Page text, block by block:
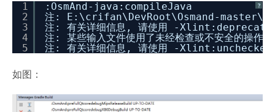
?
1
2
3
4
5
:OsmAnd-java:compileJava
注: E:\crifan\DevRoot\Osmand-
注: 有关详细信息, 请使用 -
注: 某些输入文件使用了未经检查或不安全的操作。
注: 有关详细信息, 请使用 -Xlint:unchecked
如图：